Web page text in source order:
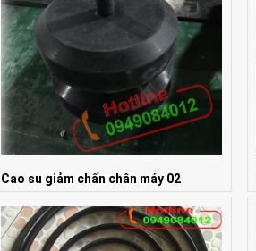
Cao su giảm chấn chân máy 02
Giá: Liên hệ